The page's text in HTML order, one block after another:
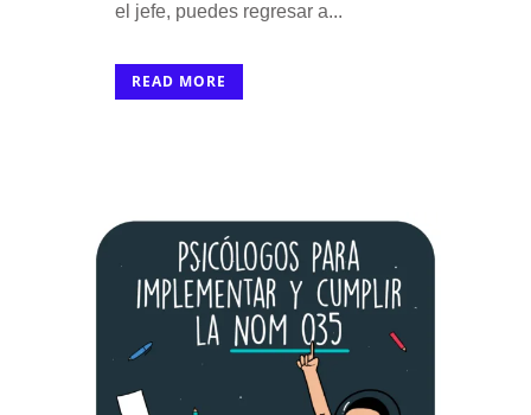
el jefe, puedes regresar a...
READ MORE